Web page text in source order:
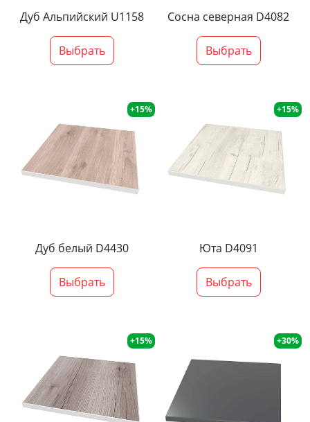
Дуб Альпийский U1158
Выбрать
Сосна северная D4082
Выбрать
+15%
Дуб белый D4430
Выбрать
+15%
Юта D4091
Выбрать
+15% +30%